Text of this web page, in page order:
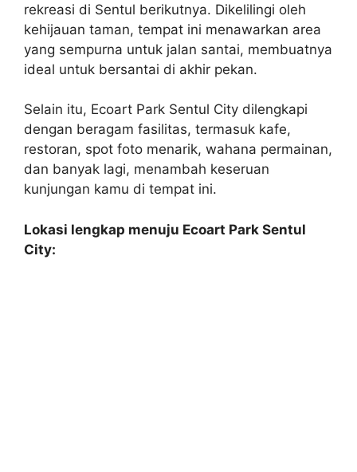
rekreasi di Sentul berikutnya. Dikelilingi oleh
kehijauan taman, tempat ini menawarkan area
yang sempurna untuk jalan santai, membuatnya
ideal untuk bersantai di akhir pekan.
Selain itu, Ecoart Park Sentul City dilengkapi
dengan beragam fasilitas, termasuk kafe,
restoran, spot foto menarik, wahana permainan,
dan banyak lagi, menambah keseruan
kunjungan kamu di tempat ini.
Lokasi lengkap menuju Ecoart Park Sentul
City: